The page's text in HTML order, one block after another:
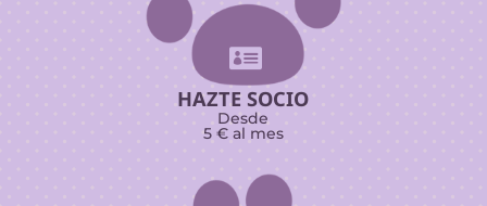

HAZTE SOCIO
Desde
5 € al mes